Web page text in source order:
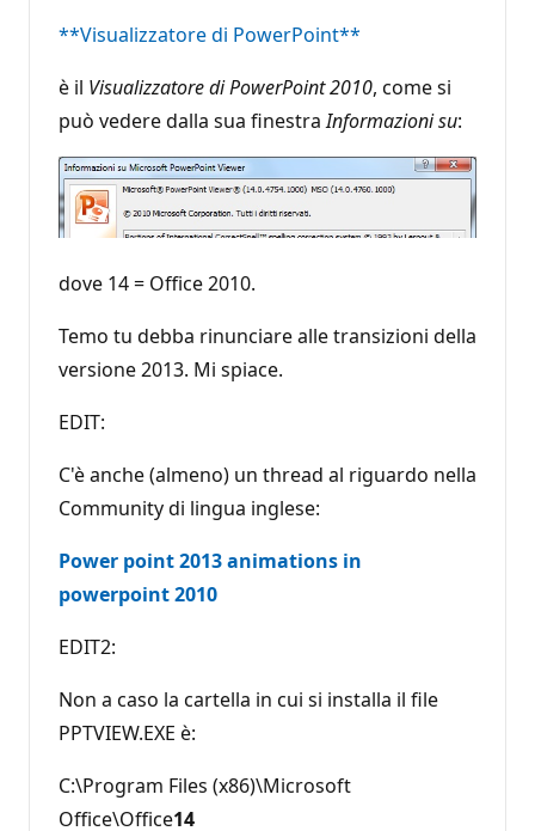
**Visualizzatore di PowerPoint**
è il Visualizzatore di PowerPoint 2010, come si
può vedere dalla sua finestraInformazioni su:
dove 14 = Office 2010.
Temo tu debba rinunciare alle transizioni della
versione 2013. Mi spiace.
EDIT:
C'è anche (almeno) un thread al riguardo nella
Community di lingua inglese:
Power point 2013 animations in
powerpoint 2010
EDIT2:
Non a caso la cartella in cui si installa il file
PPTVIEW.EXE è:
C:\Program Files (x86)\Microsoft
Office\Office14